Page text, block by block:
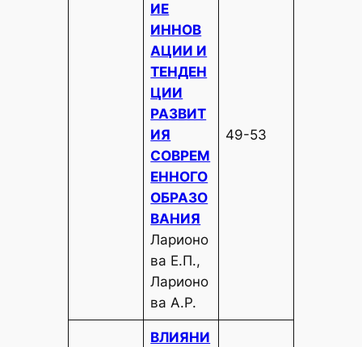
ИЕ
ИННОВ
АЦИИ И
ТЕНДЕН
ЦИИ
РАЗВИТ
ИЯ
СОВРЕМ
ЕННОГО
ОБРАЗО
ВАНИЯ
Ларионо
ва Е.П.,
Ларионо
ва А.Р.
49-53
ВЛИЯНИ